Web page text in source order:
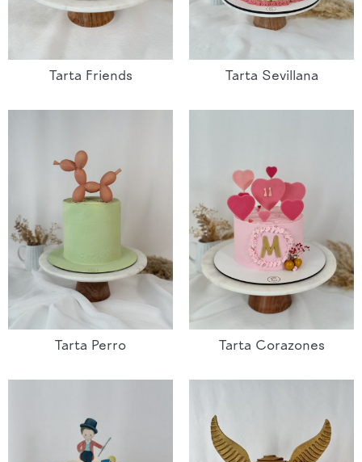
Tarta Friends Tarta Sevillana
Tarta Perro Tarta Corazones